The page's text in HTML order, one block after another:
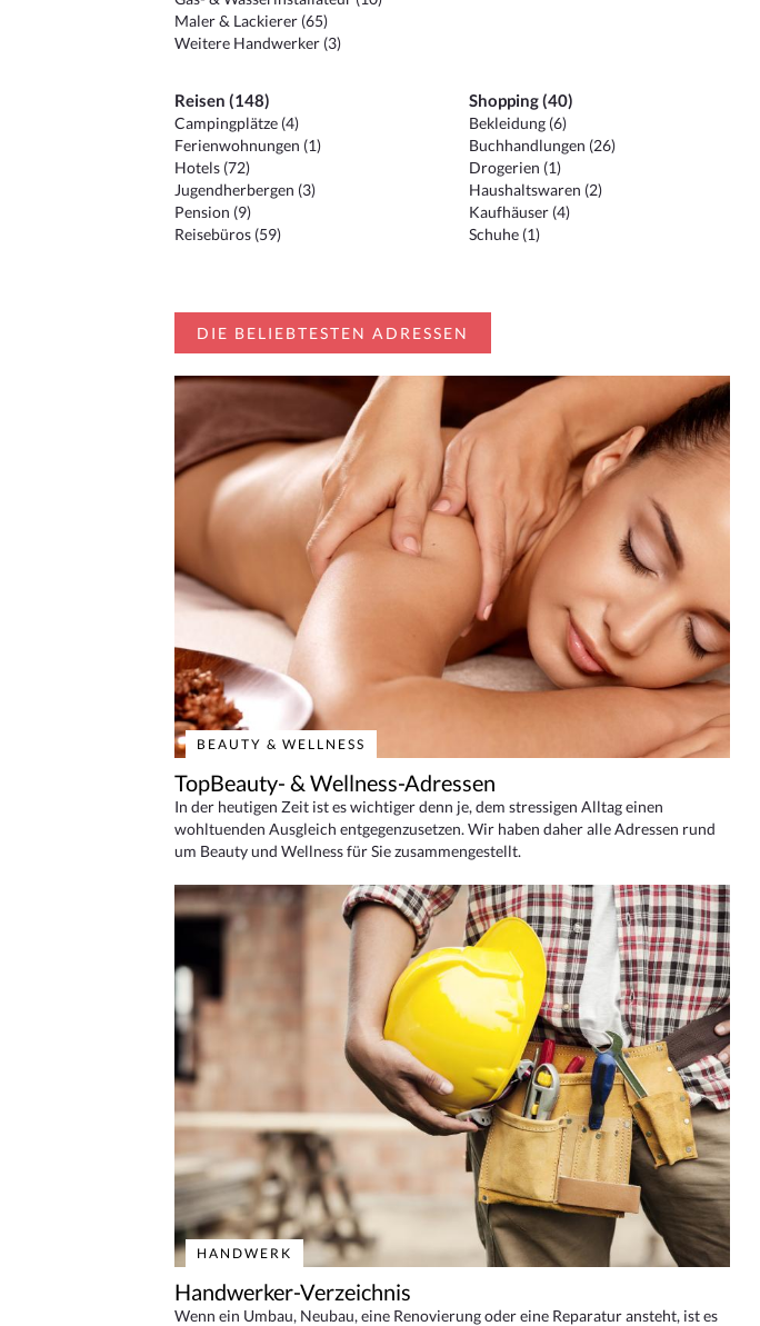
Maler & Lackierer (65)
Weitere Handwerker (3)
Reisen (148)
Campingplätze (4)
Ferienwohnungen (1)
Hotels (72)
Jugendherbergen (3)
Pension (9)
Reisebüros (59)
Shopping (40)
Bekleidung (6)
Buchhandlungen (26)
Drogerien (1)
Haushaltswaren (2)
Kaufhäuser (4)
Schuhe (1)
DIE BELIEBTESTEN ADRESSEN
BEAUTY & WELLNESS
TopBeauty- & Wellness-Adressen
In der heutigen Zeit ist es wichtiger denn je, dem stressigen Alltag einen
wohltuenden Ausgleich entgegenzusetzen. Wir haben daher alle Adressen rund
um Beauty und Wellness für Sie zusammengestellt.
HANDWERK
Handwerker-Verzeichnis
Wenn ein Umbau, Neubau, eine Renovierung oder eine Reparatur ansteht, ist es